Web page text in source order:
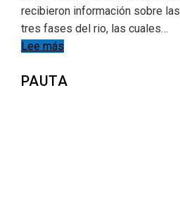
recibieron información sobre las
tres fases del rio, las cuales…
Lee más
PAUTA